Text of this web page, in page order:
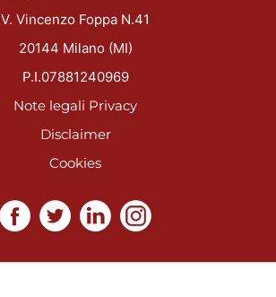
V. Vincenzo Foppa N.41
20144 Milano (MI)
P.I.07881240969
Note legali Privacy
Disclaimer
Cookies